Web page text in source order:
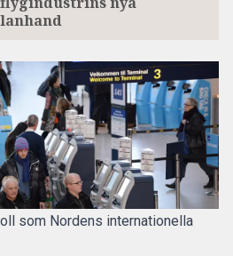
som Nordens internationella